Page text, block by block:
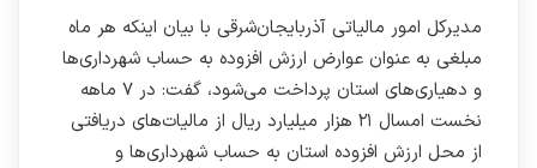
مدیرکل امور مالیاتی آذربایجان‌شرقی با بیان اینکه هر ماه
مبلغی به عنوان عوارض ارزش افزوده به حساب شهرداری‌ها
و دهیاری‌های استان پرداخت می‌شود، گفت: در ۷ ماهه
نخست امسال ۲۱ هزار میلیارد ریال از مالیات‌های دریافتی
از محل ارزش افزوده استان به حساب شهرداری‌ها و